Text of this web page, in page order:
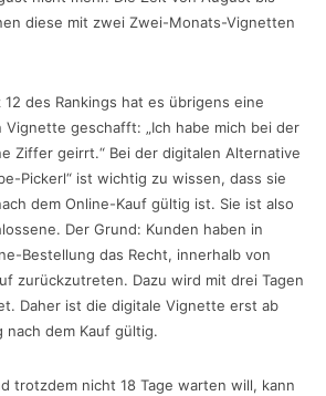
diese mit zwei Zwei-Monats-Vignetten
des Rankings hat es übrigens eine
Vignette geschafft: „Ich habe mich bei der
Ziffer geirrt.“ Bei der digitalen Alternative
Pickerl“ ist wichtig zu wissen, dass sie
dem Online-Kauf gültig ist. Sie ist also
Der Grund: Kunden haben in
Bestellung das Recht, innerhalb von
zurückzutreten. Dazu wird mit drei Tagen
Daher ist die digitale Vignette erst ab
nach dem Kauf gültig.
trotzdem nicht 18 Tage warten will, kann